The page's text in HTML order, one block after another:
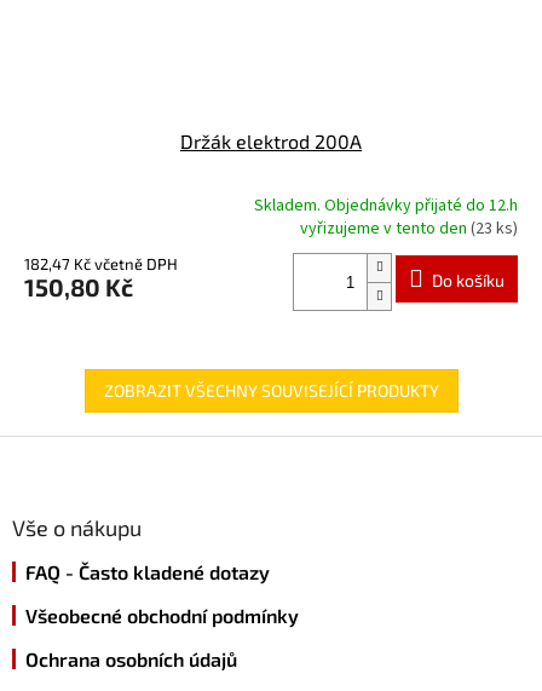
Držák elektrod 200A
produktu
je
Skladem. Objednávky přijaté do 12.h
vyřizujeme v tento den(23 ks)
182,47 Kč včetně DPH
150,80 Kč Do košíku
ZOBRAZIT VŠECHNY SOUVISEJÍCÍ PRODUKTY
Vše o nákupu
FAQ - Často kladené dotazy
Všeobecné obchodní podmínky
Ochrana osobních údajů